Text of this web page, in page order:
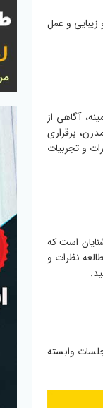
و عمل
آگاهی از
برقراری
و تجربیات
است که
نظرات و
وابسته